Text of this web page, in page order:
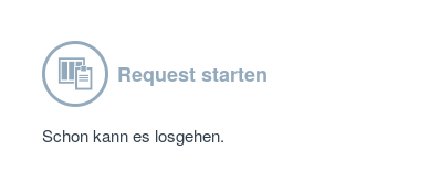
Request starten
Schon kann es losgehen.